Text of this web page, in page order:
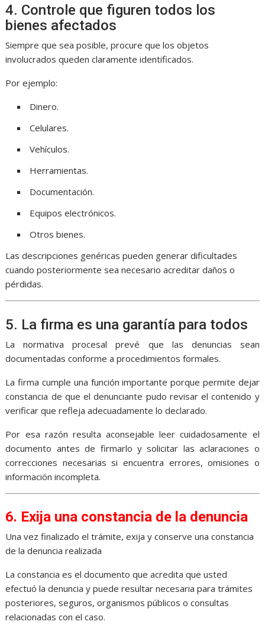
4. Controle que figuren todos los
bienes afectados
Siempre que sea posible, procure que los objetos
involucrados queden claramente identificados.
Por ejemplo:
Dinero.
Celulares.
Vehículos.
Herramientas.
Documentación.
Equipos electrónicos.
Otros bienes.
Las descripciones genéricas pueden generar dificultades
cuando posteriormente sea necesario acreditar daños o
pérdidas.
5. La firma es una garantía para todos
La normativa procesal prevé que las denuncias sean
documentadas conforme a procedimientos formales.
La firma cumple una función importante porque permite dejar
constancia de que el denunciante pudo revisar el contenido y
verificar que refleja adecuadamente lo declarado.
Por esa razón resulta aconsejable leer cuidadosamente el
documento antes de firmarlo y solicitar las aclaraciones o
correcciones necesarias si encuentra errores, omisiones o
información incompleta.
6. Exija una constancia de la denuncia
Una vez finalizado el trámite, exija y conserve una constancia
de la denuncia realizada
La constancia es el documento que acredita que usted
efectuó la denuncia y puede resultar necesaria para trámites
posteriores, seguros, organismos públicos o consultas
relacionadas con el caso.